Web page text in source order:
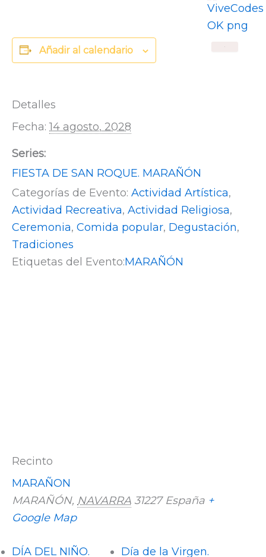
Añadir al calendario
Detalles
Fecha: 14 agosto, 2028
Series:
FIESTA DE SAN ROQUE. MARAÑÓN
Categorías de Evento: Actividad Artística,
Actividad Recreativa, Actividad Religiosa,
Ceremonia, Comida popular, Degustación,
Tradiciones
Etiquetas del Evento:MARAÑÓN
Recinto
MARAÑON
MARAÑÓN, NAVARRA 31227 España +
Google Map
DÍA DEL NIÑO. Día de la Virgen.